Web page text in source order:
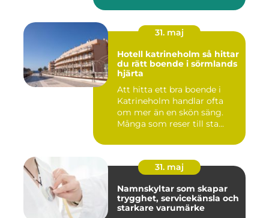
31. maj
Hotell katrineholm så hittar
du rätt boende i sörmlands
hjärta
Att hitta ett bra boende i
Katrineholm handlar ofta
om mer än en skön säng.
Många som reser till sta...
31. maj
Namnskyltar som skapar
trygghet, servicekänsla och
starkare varumärke